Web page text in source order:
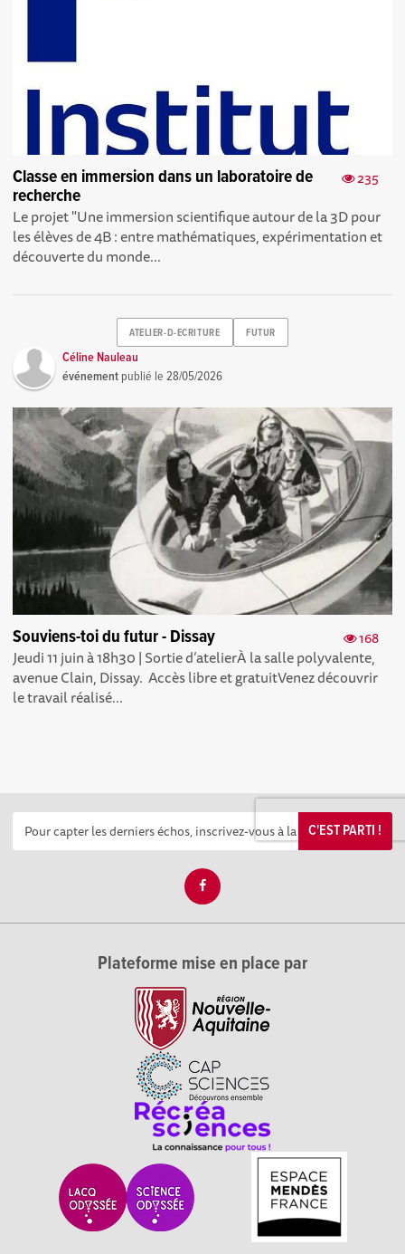
235
Classe en immersion dans un laboratoire de
recherche
Le projet "Une immersion scientifique autour de la 3D pour
les élèves de 4B : entre mathématiques, expérimentation et
découverte du monde...
ATELIER-D-ECRITURE FUTUR
Céline Nauleau
événement publié le28/05/2026
168
Souviens-toi du futur - Dissay
Jeudi 11 juin à 18h30 | Sortie d’atelierÀ la salle polyvalente,
avenue Clain, Dissay. Accès libre et gratuitVenez découvrir
le travail réalisé...
C'EST PARTI !
Plateforme mise en place par